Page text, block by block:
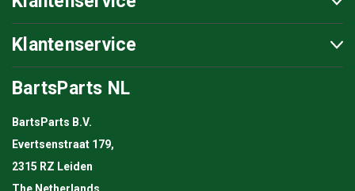
Klantenservice
BartsParts NL
BartsParts B.V.
Evertsenstraat 179,
2315 RZ Leiden